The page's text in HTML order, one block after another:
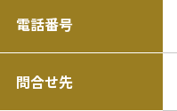
電話番号
問合せ先